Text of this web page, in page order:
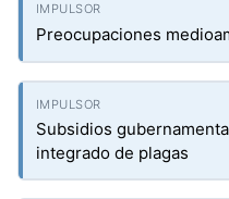
Preocupaciones
Subsidios
integrado de plagas